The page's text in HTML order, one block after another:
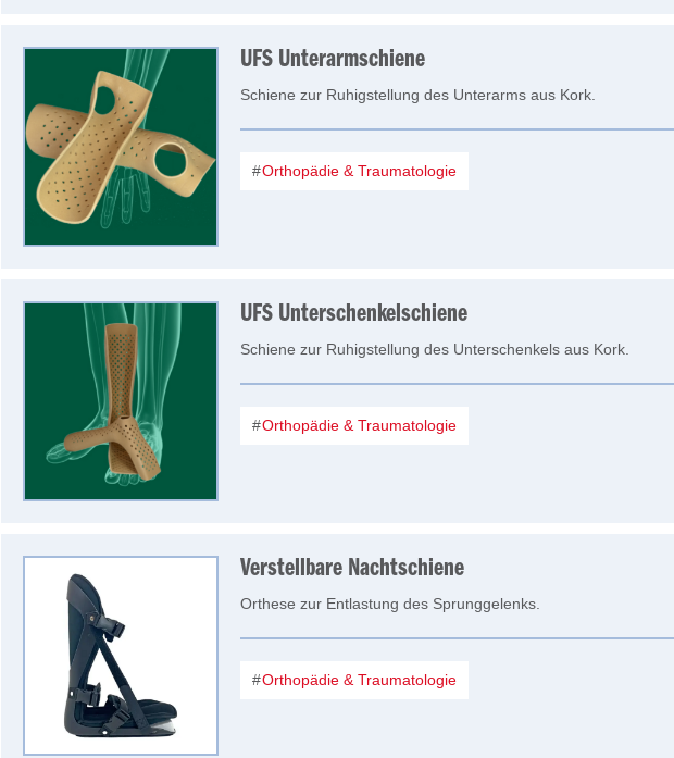
UFS Unterarmschiene
Schiene zur Ruhigstellung des Unterarms aus Kork.
Orthopädie & Traumatologie
UFS Unterschenkelschiene
Schiene zur Ruhigstellung des Unterschenkels aus Kork.
Orthopädie & Traumatologie
Verstellbare Nachtschiene
Orthese zur Entlastung des Sprunggelenks.
Orthopädie & Traumatologie